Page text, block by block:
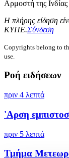
Αρμοστή της
Η πλήρης είδηση
ΚΥΠΕ.Σύνδεση
Copyrights belong to
use.
Ροή ειδήσεων
πριν 4 λεπτά
'Αρση
πριν 5 λεπτά
Τμήμα